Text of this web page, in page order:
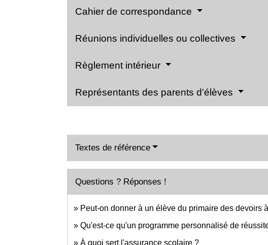
Cahier de correspondance
Réunions individuelles ou collectives
Règlement intérieur
Représentants des parents d'élèves
Textes de référence
Questions ? Réponses !
Peut-on donner à un élève du primaire des devoirs
Qu'est-ce qu'un programme personnalisé de
À quoi sert l'assurance scolaire ?